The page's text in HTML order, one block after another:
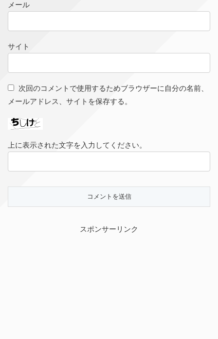
メール
サイト
次回のコメントで使用するためブラウザーに自分の名前、
メールアドレス、サイトを保存する。
上に表示された文字を入力してください。
スポンサーリンク